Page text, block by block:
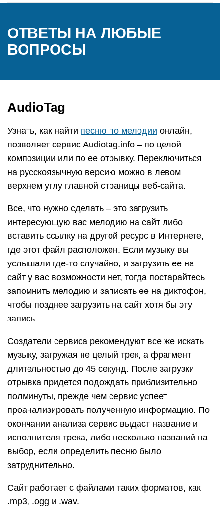
ОТВЕТЫ НА ЛЮБЫЕ
ВОПРОСЫ
AudioTag
Узнать, как найти песню по мелодии онлайн,
позволяет сервис Audiotag.info – по целой
композиции или по ее отрывку. Переключиться
на русскоязычную версию можно в левом
верхнем углу главной страницы веб-сайта.
Все, что нужно сделать – это загрузить
интересующую вас мелодию на сайт либо
вставить ссылку на другой ресурс в Интернете,
где этот файл расположен. Если музыку вы
услышали где-то случайно, и загрузить ее на
сайт у вас возможности нет, тогда постарайтесь
запомнить мелодию и записать ее на диктофон,
чтобы позднее загрузить на сайт хотя бы эту
запись.
Создатели сервиса рекомендуют все же искать
музыку, загружая не целый трек, а фрагмент
длительностью до 45 секунд. После загрузки
отрывка придется подождать приблизительно
полминуты, прежде чем сервис успеет
проанализировать полученную информацию. По
окончании анализа сервис выдаст название и
исполнителя трека, либо несколько названий на
выбор, если определить песню было
затруднительно.
Сайт работает с файлами таких форматов, как
.mp3, .ogg и .wav.